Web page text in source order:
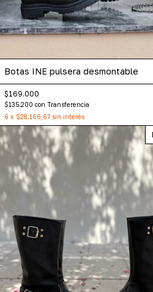
Botas INE pulsera desmontable
$169.000
$135.200 con Transferencia
6 x $28.166,67 sin interés